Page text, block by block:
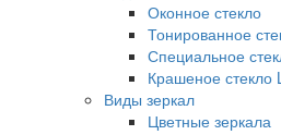
Оконное стекло
Тонированное
Специальное
Крашеное стекло
Виды зеркал
Цветные зеркала